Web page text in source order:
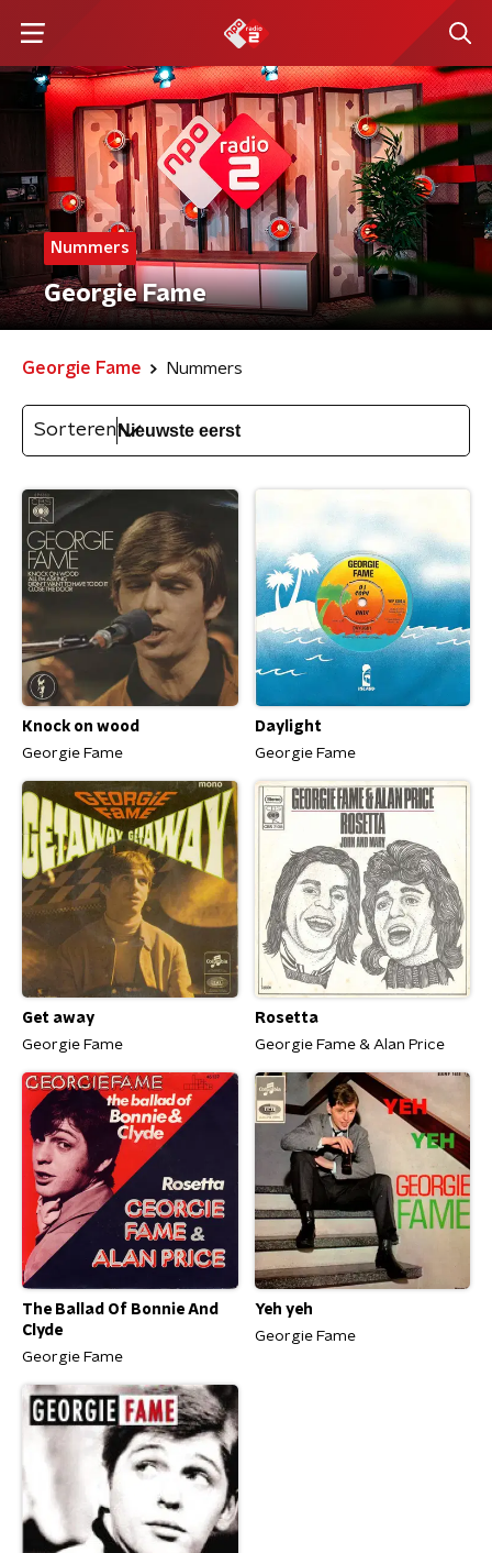
Nummers
Georgie Fame
Georgie Fame Nummers
Sorteren
Knock on wood
Georgie Fame
Daylight
Georgie Fame
Get away
Georgie Fame
Rosetta
Georgie Fame & Alan Price
The Ballad Of Bonnie And
Clyde
Georgie Fame
Yeh yeh
Georgie Fame